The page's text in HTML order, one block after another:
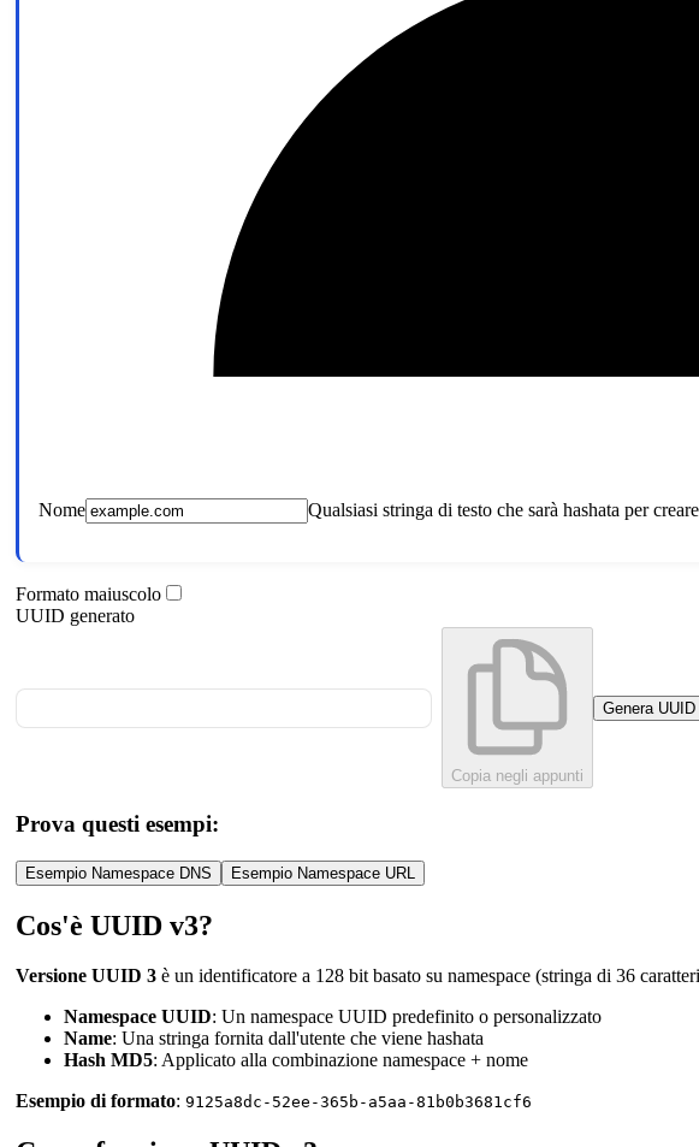
Nome Qualsiasi stringa di testo che sarà hashata per
Formato maiuscolo
UUID generato
Copia negli appunti
Genera UUID
Prova questi esempi:
Esempio Namespace DNS Esempio Namespace URL
Cos'è UUID v3?
Versione UUID 3 è un identificatore a 128 bit basato su namespace (stringa di 36
Namespace UUID: Un namespace UUID predefinito o personalizzato
Name: Una stringa fornita dall'utente che viene hashata
Hash MD5: Applicato alla combinazione namespace + nome
Esempio di formato: 9125a8dc-52ee-365b-a5aa-81b0b3681cf6